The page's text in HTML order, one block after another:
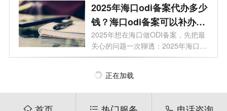
2025年海口odi备案代办多少
钱？海口odi备案可以补办
吗？
2025年想在海口做ODI备案，先把最
关心的问题一次聊透：2025年海口
odi备案对企...
正在加载